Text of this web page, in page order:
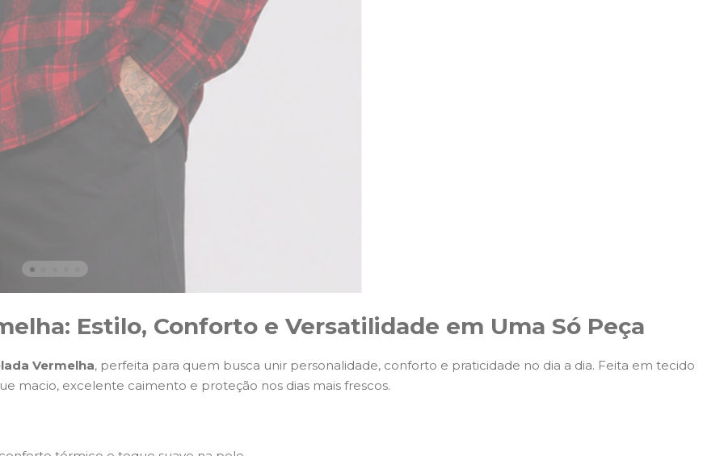
Estilo, Conforto e Versatilidade em Uma Só Peça
Vermelha, perfeita para quem busca unir personalidade, conforto e praticidade no dia a dia. Feita em tecido
macio, excelente caimento e proteção nos dias mais frescos.